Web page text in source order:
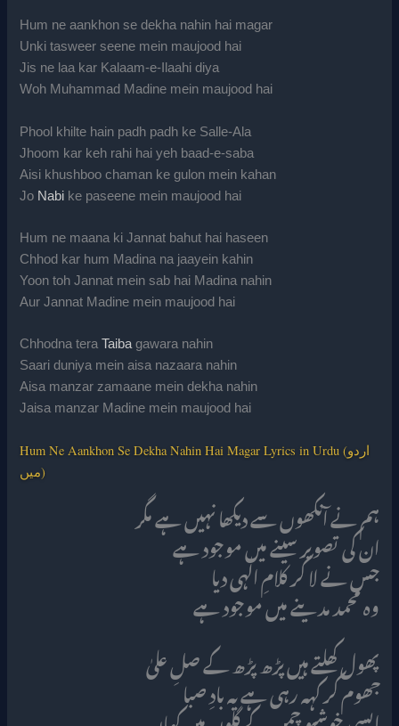
Hum ne aankhon se dekha nahin hai magar
Unki tasweer seene mein maujood hai
Jis ne laa kar Kalaam-e-Ilaahi diya
Woh Muhammad Madine mein maujood hai
Phool khilte hain padh padh ke Salle-Ala
Jhoom kar keh rahi hai yeh baad-e-saba
Aisi khushboo chaman ke gulon mein kahan
Jo Nabi ke paseene mein maujood hai
Hum ne maana ki Jannat bahut hai haseen
Chhod kar hum Madina na jaayein kahin
Yoon toh Jannat mein sab hai Madina nahin
Aur Jannat Madine mein maujood hai
Chhodna teraTaibagawara nahin
Saari duniya mein aisa nazaara nahin
Aisa manzar zamaane mein dekha nahin
Jaisa manzar Madine mein maujood hai
Hum Ne Aankhon Se Dekha Nahin Hai Magar Lyrics in Urdu (اردو
میں)
ہم نے آنکھوں سے دیکھا نہیں ہے مگر
ان کی تصویر سینے میں موجود ہے
جس نے لا کر کلامِ الٰہی دیا
وہ محمد مدینے میں موجود ہے
پھول کھلتے ہیں پڑھ پڑھ کے صلِ علیٰ
جھوم کر کہہ رہی ہے یہ بادِ صبا